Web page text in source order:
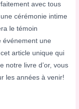
avec tous
cérémonie intime
le témoin
événement une
article unique qui
notre livre d’or, vous
les années à venir!